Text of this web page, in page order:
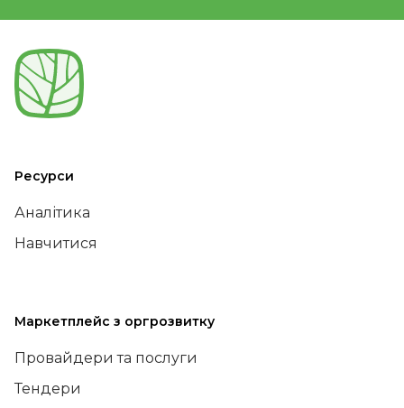
Ресурси
Аналітика
Навчитися
Маркетплейс з оргрозвитку
Провайдери та послуги
Тендери